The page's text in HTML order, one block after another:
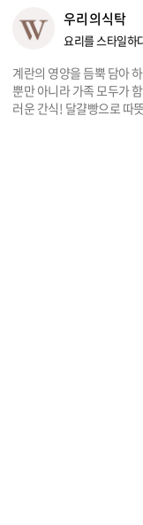
우리의식탁
요리를 스타일하
계란의 영양을 듬뿍 담아
뿐만 아니라 가족 모두가
러운 간식! 달걀빵으로 따